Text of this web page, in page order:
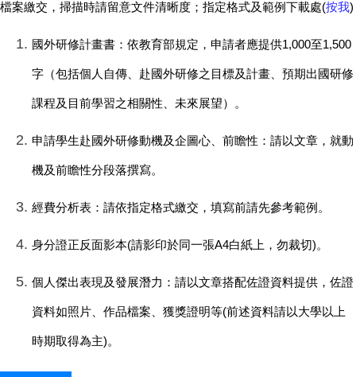
檔案繳交，掃描時請留意文件清晰度；指定格式及範例下載處(按我)
國外研修計畫書：依教育部規定，申請者應提供1,000至1,500
字（包括個人自傳、赴國外研修之目標及計畫、預期出國研修
課程及目前學習之相關性、未來展望）。
申請學生赴國外研修動機及企圖心、前瞻性：請以文章，就動
機及前瞻性分段落撰寫。
經費分析表：請依指定格式繳交，填寫前請先參考範例。
身分證正反面影本(請影印於同一張A4白紙上，勿裁切)。
個人傑出表現及發展潛力：請以文章搭配佐證資料提供，佐證
資料如照片、作品檔案、獲獎證明等(前述資料請以大學以上
時期取得為主)。